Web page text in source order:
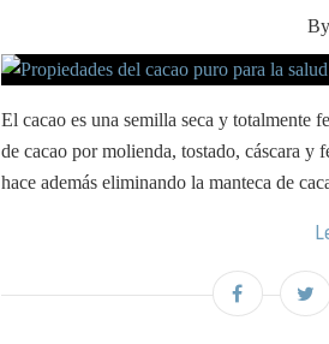
El cacao es una semilla seca y totalmente
de cacao por molienda, tostado, cáscara y
hace además eliminando la manteca de